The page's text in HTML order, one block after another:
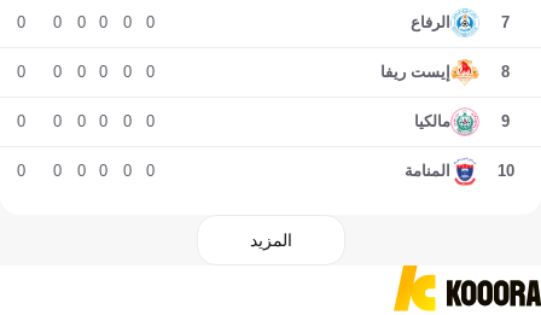
7 الرفاع 0
0
0
0
0
0
8 إيست ريفا 0
0
0
0
0
0
9 مالكيا 0
0
0
0
0
0
10 المنامة 0
0
0
0
0
0
المزيد